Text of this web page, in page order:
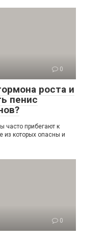
0
роста и
пенис
часто прибегают к
из которых опасны и
0